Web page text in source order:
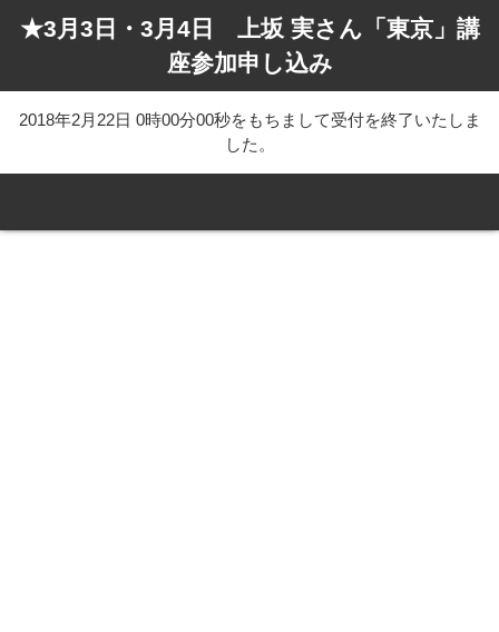
★3月3日・3月4日 上坂 実さん「東京」講
座参加申し込み
2018年2月22日 0時00分00秒をもちまして受付を終了いたしま
した。